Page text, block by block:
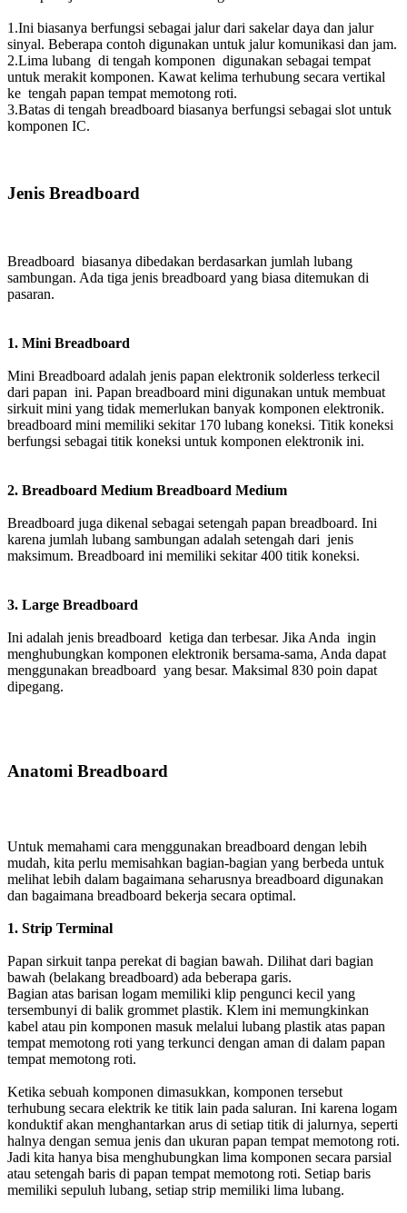
1.Ini biasanya berfungsi sebagai jalur dari sakelar daya dan jalur
sinyal. Beberapa contoh digunakan untuk jalur komunikasi dan jam.
2.Lima lubang di tengah komponen digunakan sebagai tempat
untuk merakit komponen. Kawat kelima terhubung secara vertikal
ke tengah papan tempat memotong roti.
3.Batas di tengah breadboard biasanya berfungsi sebagai slot untuk
komponen IC.
Jenis Breadboard
Breadboard biasanya dibedakan berdasarkan jumlah lubang
sambungan. Ada tiga jenis breadboard yang biasa ditemukan di
pasaran.
1. Mini Breadboard
Mini Breadboard adalah jenis papan elektronik solderless terkecil
dari papan ini. Papan breadboard mini digunakan untuk membuat
sirkuit mini yang tidak memerlukan banyak komponen elektronik.
breadboard mini memiliki sekitar 170 lubang koneksi. Titik koneksi
berfungsi sebagai titik koneksi untuk komponen elektronik ini.
2. Breadboard Medium Breadboard Medium
Breadboard juga dikenal sebagai setengah papan breadboard. Ini
karena jumlah lubang sambungan adalah setengah dari jenis
maksimum. Breadboard ini memiliki sekitar 400 titik koneksi.
3. Large Breadboard
Ini adalah jenis breadboard ketiga dan terbesar. Jika Anda ingin
menghubungkan komponen elektronik bersama-sama, Anda dapat
menggunakan breadboard yang besar. Maksimal 830 poin dapat
dipegang.
Anatomi Breadboard
Untuk memahami cara menggunakan breadboard dengan lebih
mudah, kita perlu memisahkan bagian-bagian yang berbeda untuk
melihat lebih dalam bagaimana seharusnya breadboard digunakan
dan bagaimana breadboard bekerja secara optimal.
1. Strip Terminal
Papan sirkuit tanpa perekat di bagian bawah. Dilihat dari bagian
bawah (belakang breadboard) ada beberapa garis.
Bagian atas barisan logam memiliki klip pengunci kecil yang
tersembunyi di balik grommet plastik. Klem ini memungkinkan
kabel atau pin komponen masuk melalui lubang plastik atas papan
tempat memotong roti yang terkunci dengan aman di dalam papan
tempat memotong roti.
Ketika sebuah komponen dimasukkan, komponen tersebut
terhubung secara elektrik ke titik lain pada saluran. Ini karena logam
konduktif akan menghantarkan arus di setiap titik di jalurnya, seperti
halnya dengan semua jenis dan ukuran papan tempat memotong roti.
Jadi kita hanya bisa menghubungkan lima komponen secara parsial
atau setengah baris di papan tempat memotong roti. Setiap baris
memiliki sepuluh lubang, setiap strip memiliki lima lubang.